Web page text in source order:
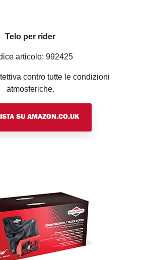
Telo per rider
articolo: 992425
contro tutte le condizioni
atmosferiche.
SU AMAZON.CO.UK